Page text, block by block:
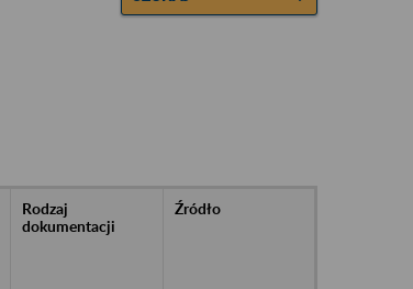
Rodzaj
dokumentacji
Źródło